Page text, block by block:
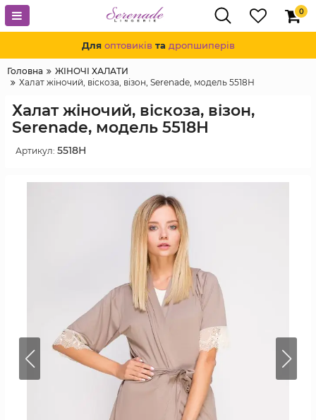
0
Для оптовиків та дропшиперів
Головна
ЖІНОЧІ ХАЛАТИ
Халат жіночий, віскоза, візон, Serenade, модель 5518Н
Халат жіночий, віскоза, візон,
Serenade, модель 5518Н
Артикул: 5518Н